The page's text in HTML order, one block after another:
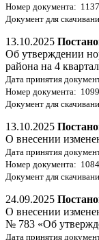
Номер документа: 1137
Документ для
13.10.2025
Об утверждении
района на 4
Дата принятия
Номер документа: 1099
Документ для
13.10.2025
О внесении
Дата принятия
Номер документа: 1084
Документ для
24.09.2025
О внесении
№ 783 «Об
Дата принятия